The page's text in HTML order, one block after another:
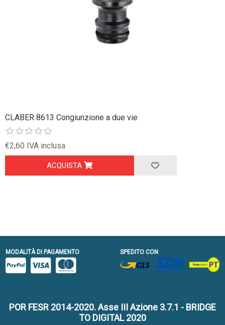
CLABER 8613 Congiunzione a due vie
€2,60 IVA inclusa
ACQUISTA
MODALITÀ DI PAGAMENTO SPEDITO CON
POR FESR 2014-2020. Asse III Azione 3.7.1 - BRIDGE
TO DIGITAL 2020